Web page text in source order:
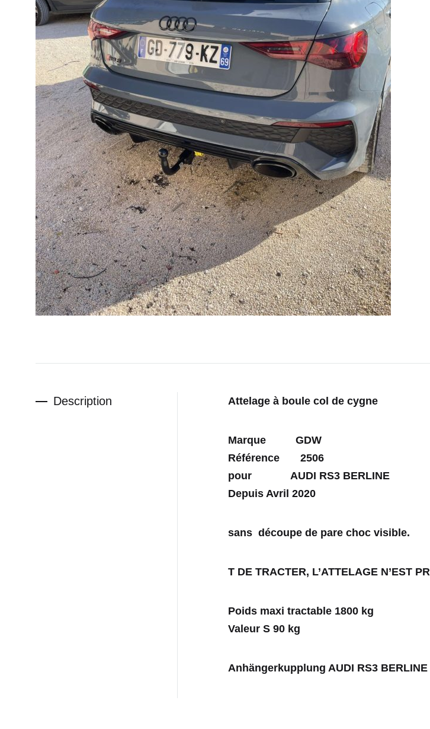
Description Attelage à boule col de cygne
Marque GDW
Référence 2506
pour AUDI RS3 BERLINE
Depuis Avril 2020
sans découpe de pare choc visible.
T DE TRACTER, L’ATTELAGE N’EST
Poids maxi tractable 1800 kg
Valeur S 90 kg
Anhängerkupplung AUDI RS3 BERLINE